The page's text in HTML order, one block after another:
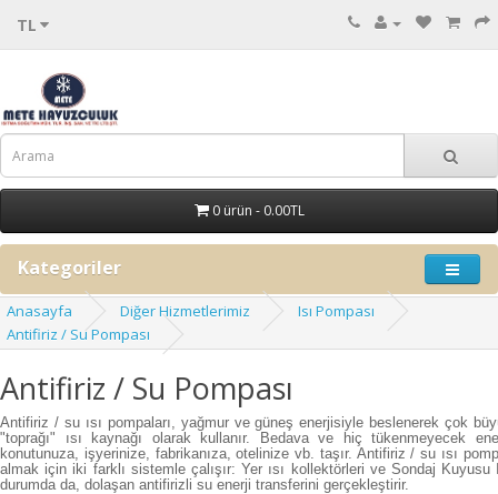
TL
0 ürün - 0.00TL
Kategoriler
Anasayfa Diğer Hizmetlerimiz
Isı Pompası
Antifiriz / Su Pompası
Antifiriz / Su Pompası
Antifiriz / su ısı pompaları, yağmur ve güneş enerjisiyle beslenerek çok
"toprağı" ısı kaynağı olarak kullanır. Bedava ve hiç tükenmeyecek
konutunuza, işyerinize, fabrikanıza, otelinize vb. taşır. Antifiriz / su ısı
almak için iki farklı sistemle çalışır: Yer ısı kollektörleri ve Sondaj
durumda da, dolaşan antifirizli su enerji transferini gerçekleştirir.